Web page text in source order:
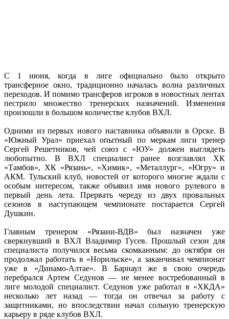
С 1 июня, когда в лиге официально было открыто
трансферное окно, традиционно началась волна различных
переходов. И помимо трансферов игроков в новостных лентах
пестрило множество тренерских назначений. Изменения
произошли в большом количестве клубов ВХЛ.
Одними из первых нового наставника объявили в Орске. В
«Южный Урал» приехал опытный по меркам лиги тренер
Сергей Решетников, чей союз с «ЮУ» должен выглядеть
любопытно. В ВХЛ специалист ранее возглавлял ХК
«Тамбов», ХК «Рязань», «Химик», «Металлург», «Югру» и
АКМ. Тульский клуб, новостей от которого многие ждали с
особым интересом, также объявил имя нового рулевого в
первый день лета. Прервать череду из двух провальных
сезонов в наступающем чемпионате постарается Сергей
Душкин.
Главным тренером «Рязани-ВДВ» был назначен уже
сверкнувший в ВХЛ Владимир Гусев. Прошлый сезон для
специалиста получился весьма скомканным: до октября он
продолжал работать в «Норильске», а заканчивал чемпионат
уже в «Динамо-Алтае». В Барнаул же в свою очередь
перебрался Артем Седунов — не менее востребованный в
лиге молодой специалист. Седунов уже работал в «ХКДА»
несколько лет назад — тогда он отвечал за работу с
защитниками, но впоследствии начал сольную тренерскую
карьеру в ряде клубов ВХЛ.